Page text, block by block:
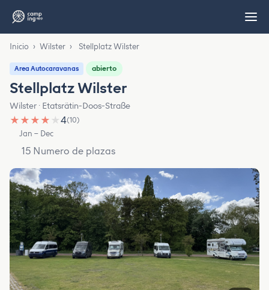
Inicio › Wilster › Stellplatz Wilster
Area Autocaravanas abierto
Stellplatz Wilster
Wilster · Etatsrätin-Doos-Straße
★ ★ ★ ★ ★4(10)
Jan – Dec
15 Numero de plazas